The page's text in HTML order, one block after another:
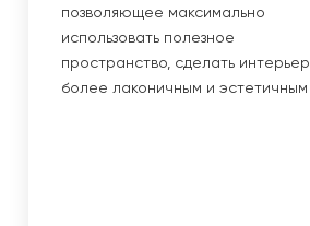
позволяющее максимально
использовать полезное
пространство, сделать интерьер
более лаконичным и эстетичным